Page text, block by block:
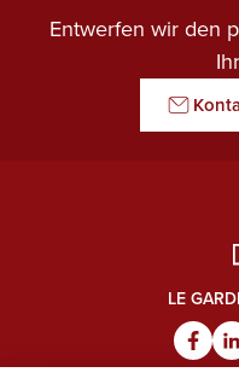
Entwerfen wir den
LE